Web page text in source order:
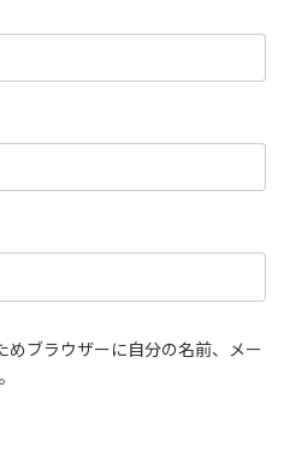
ブラウザーに自分の名前、メー